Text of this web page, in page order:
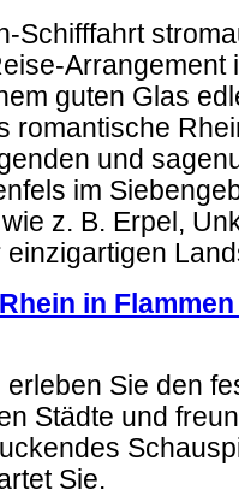
Schifffahrt
Arrangement
guten Glas
romantische
und
im
z. B. Erpel,
in
Sie den
Städte und
Sie.